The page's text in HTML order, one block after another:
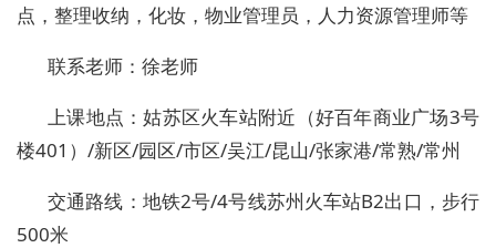
点，整理收纳，化妆，物业管理员，人力资源管理师等
联系老师：徐老师
上课地点：姑苏区火车站附近（好百年商业广场3号
楼401）/新区/园区/市区/吴江/昆山/张家港/常熟/常州
交通路线：地铁2号/4号线苏州火车站B2出口，步行
500米